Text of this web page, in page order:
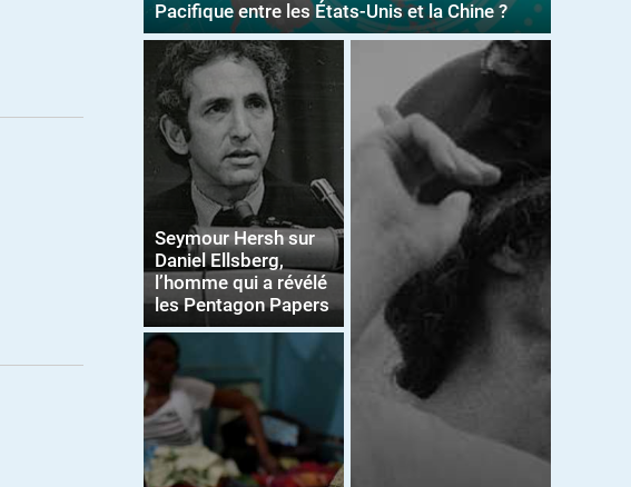
Pacifique entre les États-Unis et la Chine ?
Seymour Hersh sur
Daniel Ellsberg,
l’homme qui a révélé
les Pentagon Papers